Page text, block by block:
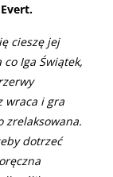
cieszę jej
Iga Świątek,
wraca i gra
zrelaksowana.
dotrzeć